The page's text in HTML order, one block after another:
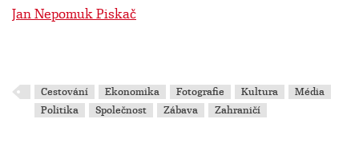
Jan Nepomuk Piskač
Cestování Ekonomika Fotografie Kultura
Média
Politika
Společnost Zábava Zahraničí